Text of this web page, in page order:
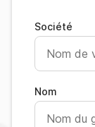
Société
Nom